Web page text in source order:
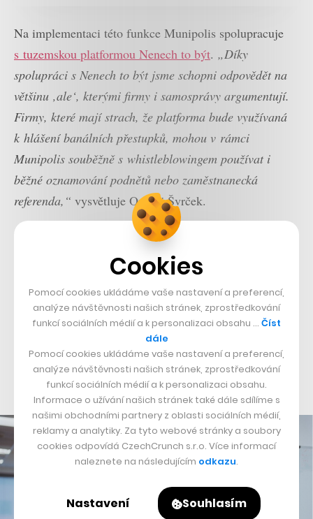
Na implementaci této funkce Munipolis spolupracuje
s tuzemskou platformou Nenech to být. „Díky
spolupráci s Nenech to být jsme schopni odpovědět na
většinu ‚ale‘, kterými firmy i samosprávy argumentují.
Firmy, které mají strach, že platforma bude využívaná
k hlášení banálních přestupků, mohou v rámci
Munipolis souběžně s whistleblowingem používat i
běžné oznamování podnětů nebo zaměstnanecká
referenda,“ vysvětluje Ondřej Švrček.
K tomu dodává, že od firem slýchá obavy, aby se
whistleblowing nestal rozbuškou dlouho neřešených
„V takovém případě je možn
komunikaci a zahájit sběr zpětn é vazby, aby se
whistleblowingu nestalo jediné místo, kde je možné
émy. Řada firem se tak
spolupráce se subjekty, které zkušenost s tématem samy
teprve získávají,“dodává Švrček.
Cookies
Pomocí cookies ukládáme vaše nastavení a preferencí,
analýze návštěvnosti našich stránek, zprostředkování
funkcí sociálních médií a k personalizaci obsahu … Číst
dále
Pomocí cookies ukládáme vaše nastavení a preferencí,
analýze návštěvnosti našich stránek, zprostředkování
funkcí sociálních médií a k personalizaci obsahu.
Informace o užívání našich stránek také dále sdílíme s
našimi obchodními partnery z oblasti sociálních médií,
reklamy a analytiky. Za tyto webové stránky a soubory
cookies odpovídá CzechCrunch s.r.o. Více informací
naleznete na následujícím odkazu.
Nastavení Souhlasím